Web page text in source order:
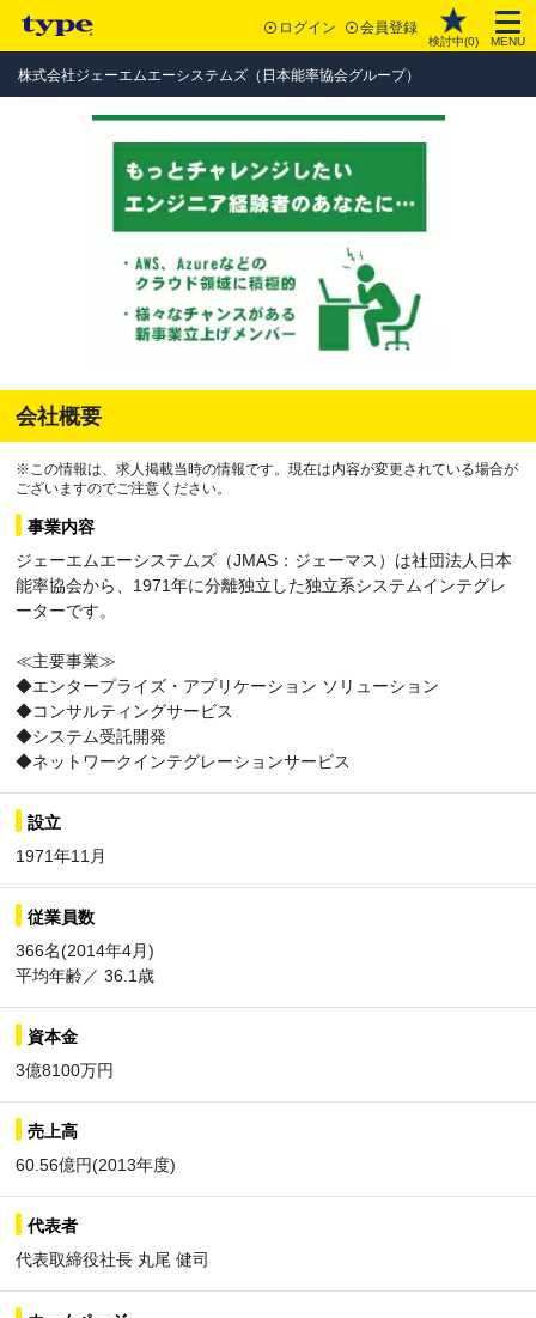
ログイン 会員登録
検討中(0) MENU
株式会社ジェーエムエーシステムズ（日本能率協会グループ）
会社概要
※この情報は、求人掲載当時の情報です。現在は内容が変更されている場合が
ございますのでご注意ください。
事業内容
ジェーエムエーシステムズ（JMAS：ジェーマス）は社団法人日本
能率協会から、1971年に分離独立した独立系システムインテグレ
ーターです。
≪主要事業≫
◆エンタープライズ・アプリケーション ソリューション
◆コンサルティングサービス
◆システム受託開発
◆ネットワークインテグレーションサービス
設立
1971年11月
従業員数
366名(2014年4月)
平均年齢／ 36.1歳
資本金
3億8100万円
売上高
60.56億円(2013年度)
代表者
代表取締役社長 丸尾 健司